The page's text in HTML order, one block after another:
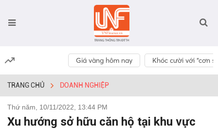
Giá vàng hôm nay Khóc cười với “cơn
TRANG CHỦ DOANH NGHIỆP
Thứ năm, 10/11/2022, 13:44 PM
Xu hướng sở hữu căn hộ tại khu vực